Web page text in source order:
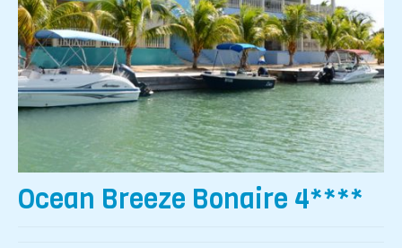
Hoteles
Aereos
Reserva On Line
Informacion Turistica
Ocean Breeze Bonaire 4****